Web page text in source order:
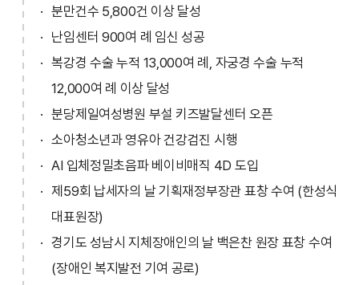
분만건수 5,800건 이상 달성
난임센터 900여 례 임신 성공
복강경 수술 누적 13,000여 례, 자궁경 수술 누적
12,000여 례 이상 달성
분당제일여성병원 부설 키즈발달센터 오픈
소아청소년과 영유아 건강검진 시행
AI 입체정밀초음파 베이비매직 4D 도입
제59회 납세자의 날 기획재정부장관 표창 수여 (한성식
대표원장)
경기도 성남시 지체장애인의 날 백은찬 원장 표창 수여
(장애인 복지발전 기여 공로)